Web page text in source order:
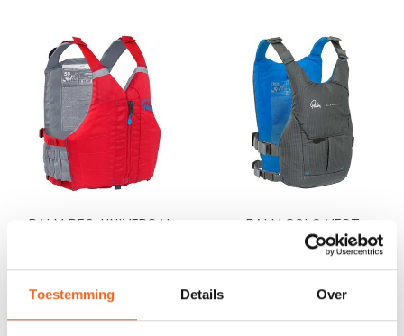
Toestemming Details Over
PALM REC. UNIVERSAL
€84,00€69,00
PALM SOLO VEST
€85,00€75,00